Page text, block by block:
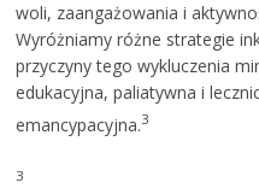
woli, zaangażowania i
Wyróżniamy różne strategie
przyczyny tego wykluczenia
edukacyjna, paliatywna i
emancypacyjna.3
3